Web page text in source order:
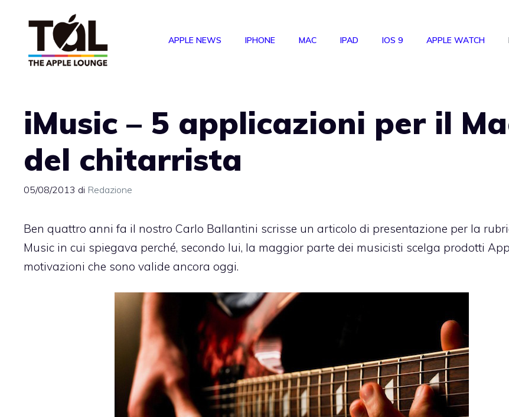
APPLE NEWS IPHONE MAC IPAD IOS 9 APPLE WATCH
iMusic – 5 applicazioni per il
del chitarrista
05/08/2013 di Redazione
Ben quattro anni fa il nostro Carlo Ballantini scrisse un articolo di presentazione per la
Music in cui spiegava perché, secondo lui, la maggior parte dei musicisti scelga prodotti
motivazioni che sono valide ancora oggi.